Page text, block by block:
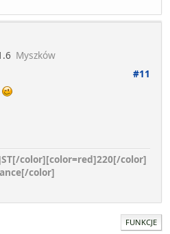
Myszków
#11
color][color=red]220[/color]
color]
FUNKCJE